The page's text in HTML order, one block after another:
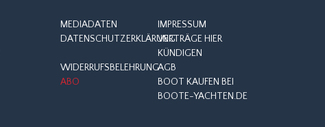
MEDIADATEN
IMPRESSUM
DATENSCHUTZERKLÄRUNGVERTRÄGE HIER
KÜNDIGEN
WIDERRUFSBELEHRUNGAGB
ABO
BOOT KAUFEN BEI
BOOTE-YACHTEN.DE